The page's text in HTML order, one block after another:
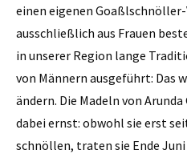
einen eigenen
ausschließlich aus Frauen
in unserer Region lange
von Männern ausgeführt: Das
ändern. Die Madeln von
dabei ernst: obwohl sie erst
schnöllen, traten sie Ende